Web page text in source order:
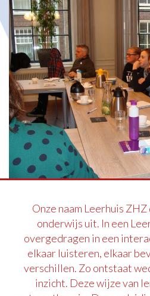
Onze naam Leerhuis
onderwijs uit. In een
overgedragen in een
elkaar luisteren, elkaar
verschillen. Zo ontstaat
inzicht. Deze wijze van